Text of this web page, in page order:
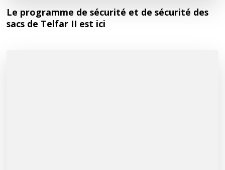
Le programme de sécurité et de sécurité des
sacs de Telfar II est ici